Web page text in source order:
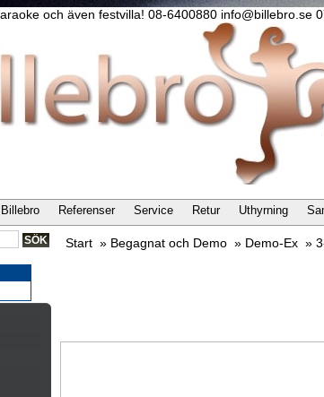
och även festvilla! 08-6400880 info@billebro.se
Referenser Service Retur Uthyrning
Start » Begagnat och Demo » Demo-Ex »